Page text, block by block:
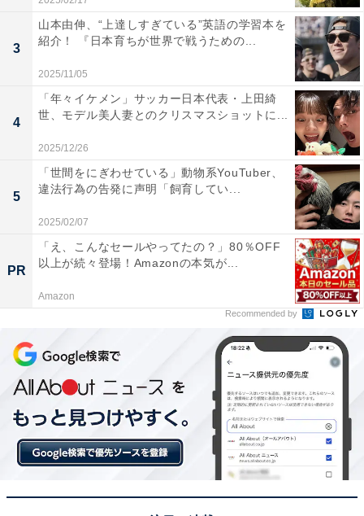
3
山本由伸、“上達しすぎている”英語の学習本を
紹介！ 『日本育ちが世界で戦うための...
2025/11/05
4
「年々イケメン」サッカー日本代表・上田綺
世、モデル美人妻とのクリスマスショットに...
2025/12/26
5
「世間をにぎわせている」動物系YouTuber、
違法行為の告発に声明「飼育してい...
2025/02/07
PR
「え、こんなセールやってたの？」80％OFF
以上が続々登場！Amazonの本気が...
Amazon
Recommended by